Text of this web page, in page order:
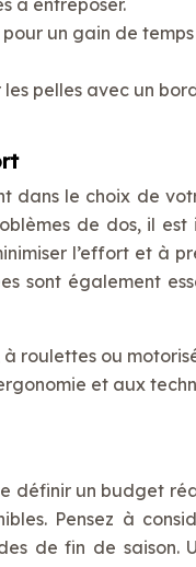
à entreposer.
un gain de
pelles avec un
dans le choix de
de dos, il
l’effort et à
sont également
roulettes ou
et aux
définir un budget
Pensez à
de fin de saison.